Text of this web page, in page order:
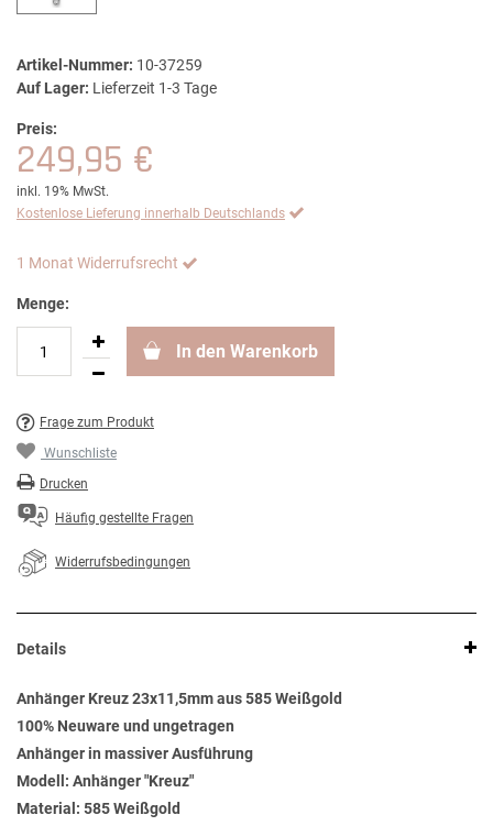
Artikel-Nummer: 10-37259
Auf Lager: Lieferzeit 1-3 Tage
Preis:
249,95 €
inkl. 19% MwSt.
Kostenlose Lieferung innerhalb Deutschlands
1 Monat Widerrufsrecht
Menge:
In den Warenkorb
Frage zum Produkt
Wunschliste
Drucken
Häufig gestellte Fragen
Widerrufsbedingungen
Details
Anhänger Kreuz 23x11,5mm aus 585 Weißgold
100% Neuware und ungetragen
Anhänger in massiver Ausführung
Modell: Anhänger "Kreuz"
Material: 585 Weißgold